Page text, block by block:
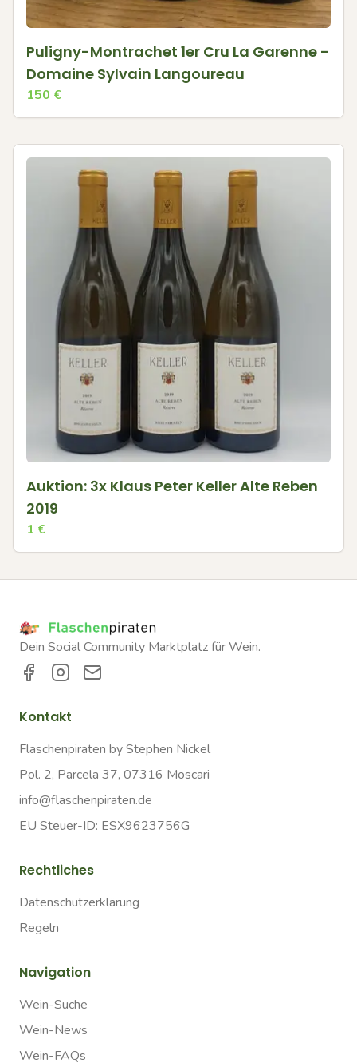
Puligny-Montrachet 1er Cru La Garenne -
Domaine Sylvain Langoureau
150 €
Auktion: 3x Klaus Peter Keller Alte Reben
2019
1 €
Dein Social Community Marktplatz für Wein.
Kontakt
Flaschenpiraten by Stephen Nickel
Pol. 2, Parcela 37, 07316 Moscari
info@flaschenpiraten.de
EU Steuer-ID: ESX9623756G
Rechtliches
Datenschutzerklärung
Regeln
Navigation
Wein-Suche
Wein-News
Wein-FAQs